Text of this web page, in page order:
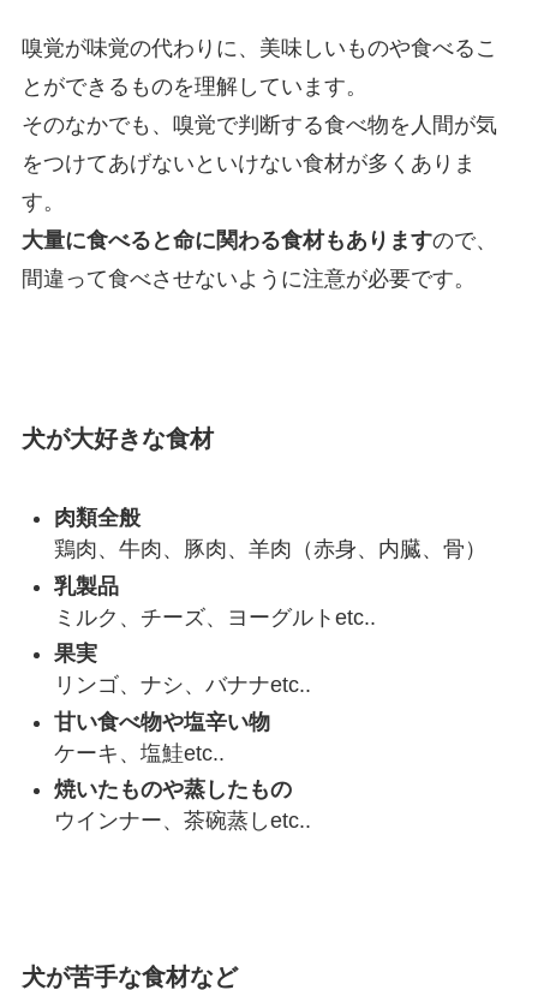
嗅覚が味覚の代わりに、美味しいものや食べるこ
とができるものを理解しています。
そのなかでも、嗅覚で判断する食べ物を人間が気
をつけてあげないといけない食材が多くありま
す。
大量に食べると命に関わる食材もありますので、
間違って食べさせないように注意が必要です。
犬が大好きな食材
肉類全般
鶏肉、牛肉、豚肉、羊肉（赤身、内臓、骨）
乳製品
ミルク、チーズ、ヨーグルトetc..
果実
リンゴ、ナシ、バナナetc..
甘い食べ物や塩辛い物
ケーキ、塩鮭etc..
焼いたものや蒸したもの
ウインナー、茶碗蒸しetc..
犬が苦手な食材など